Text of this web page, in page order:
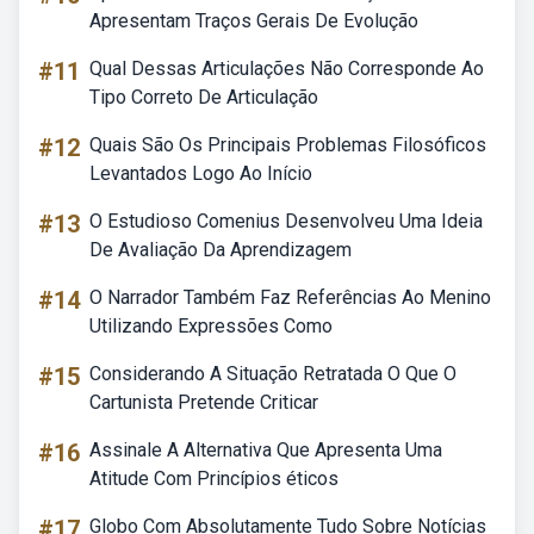
Apresentam Traços Gerais De Evolução
#11 Qual Dessas Articulações Não Corresponde Ao
Tipo Correto De Articulação
#12 Quais São Os Principais Problemas Filosóficos
Levantados Logo Ao Início
#13 O Estudioso Comenius Desenvolveu Uma Ideia
De Avaliação Da Aprendizagem
#14 O Narrador Também Faz Referências Ao Menino
Utilizando Expressões Como
#15 Considerando A Situação Retratada O Que O
Cartunista Pretende Criticar
#16 Assinale A Alternativa Que Apresenta Uma
Atitude Com Princípios éticos
Globo Com Absolutamente Tudo Sobre Notícias